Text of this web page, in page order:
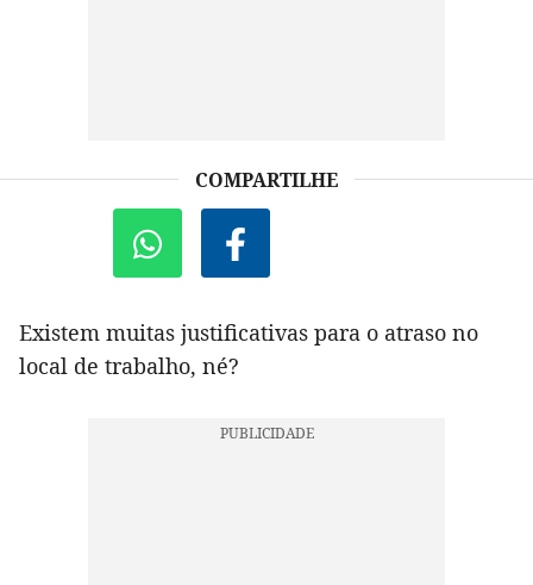
COMPARTILHE
Existem muitas justificativas para o atraso no
local de trabalho, né?